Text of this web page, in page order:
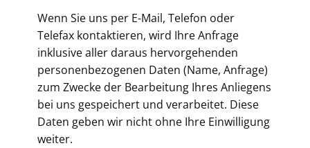
Wenn Sie uns per E-Mail, Telefon oder
Telefax kontaktieren, wird Ihre Anfrage
inklusive aller daraus hervorgehenden
personenbezogenen Daten (Name, Anfrage)
zum Zwecke der Bearbeitung Ihres Anliegens
bei uns gespeichert und verarbeitet. Diese
Daten geben wir nicht ohne Ihre Einwilligung
weiter.